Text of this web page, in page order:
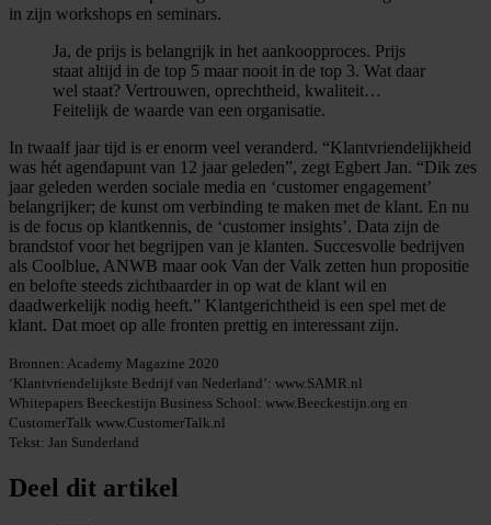
in zijn workshops en seminars.
Ja, de prijs is belangrijk in het aankoopproces. Prijs
staat altijd in de top 5 maar nooit in de top 3. Wat daar
wel staat? Vertrouwen, oprechtheid, kwaliteit…
Feitelijk de waarde van een organisatie.
In twaalf jaar tijd is er enorm veel veranderd. “Klantvriendelijkheid
was hét agendapunt van 12 jaar geleden”, zegt Egbert Jan. “Dik zes
jaar geleden werden sociale media en ‘customer engagement’
belangrijker; de kunst om verbinding te maken met de klant. En nu
is de focus op klantkennis, de ‘customer insights’. Data zijn de
brandstof voor het begrijpen van je klanten. Succesvolle bedrijven
als Coolblue, ANWB maar ook Van der Valk zetten hun propositie
en belofte steeds zichtbaarder in op wat de klant wil en
daadwerkelijk nodig heeft.” Klantgerichtheid is een spel met de
klant. Dat moet op alle fronten prettig en interessant zijn.
Bronnen: Academy Magazine 2020
‘Klantvriendelijkste Bedrijf van Nederland’: www.SAMR.nl
Whitepapers Beeckestijn Business School: www.Beeckestijn.org en
CustomerTalk www.CustomerTalk.nl
Tekst: Jan Sunderland
Deel dit artikel